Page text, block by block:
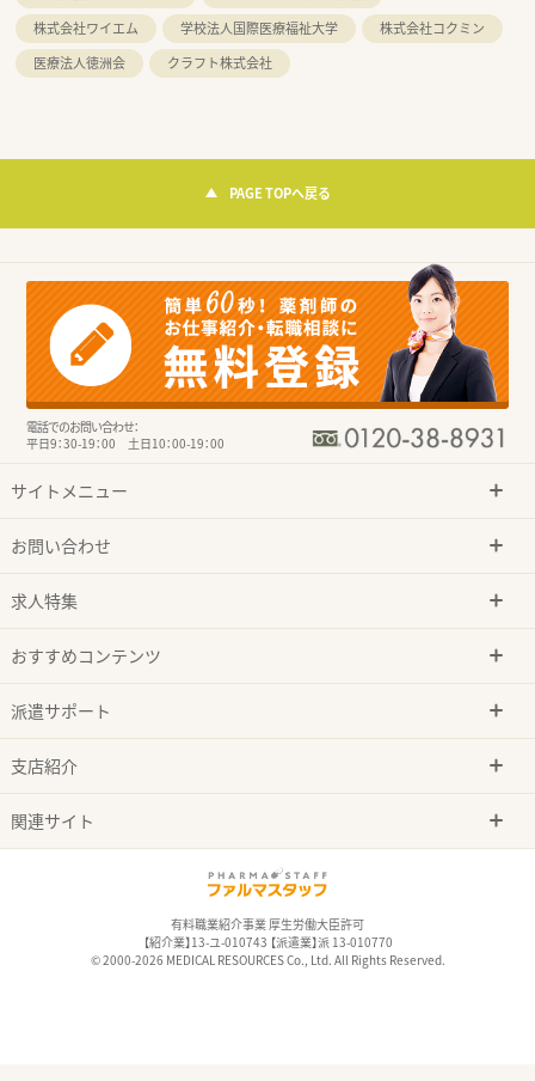
株式会社ワイエム
学校法人国際医療福祉大学
株式会社コクミン
医療法人徳洲会
クラフト株式会社
PAGE TOPへ戻る
電話でのお問い合わせ：
平日9：30-19：00 土日10：00-19：00
サイトメニュー
お問い合わせ
求人特集
おすすめコンテンツ
派遣サポート
支店紹介
関連サイト
有料職業紹介事業 厚生労働大臣許可
【紹介業】13-ユ-010743 【派遣業】派 13-010770
© 2000-2026 MEDICAL RESOURCES Co., Ltd. All Rights Reserved.